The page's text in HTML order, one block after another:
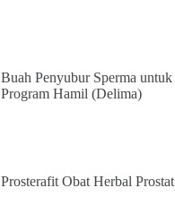
Buah Penyubur Sperma untuk
Program Hamil (Delima)
Prosterafit Obat Herbal Prostat